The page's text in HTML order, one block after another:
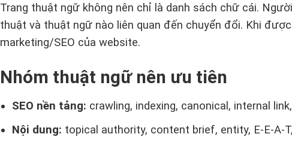
Trang thuật ngữ không nên chỉ là danh sách chữ cái.
thuật và thuật ngữ nào liên quan đến chuyển đổi. Khi
marketing/SEO của website.
Nhóm thuật ngữ nên ưu tiên
SEO nền tảng: crawling, indexing, canonical, internal
Nội dung: topical authority, content brief, entity, E-E-A-